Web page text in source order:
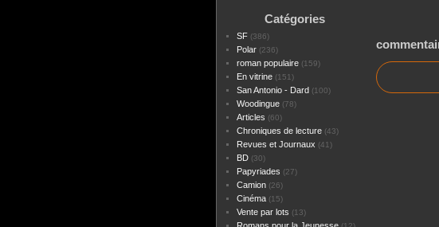
Catégories
SF (386)
Polar (236)
roman populaire (159)
En vitrine (151)
San Antonio - Dard (100)
Woodingue (78)
Articles (60)
Chroniques de lecture (43)
Revues et Journaux (41)
BD (30)
Papyriades (27)
Camion (26)
Cinéma (15)
Vente par lots (13)